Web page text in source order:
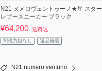
N21 ヌメロヴェントゥーノ★星 スター
レザースニーカー ブラック
¥64,200 送料込
関税負担なし 返品補償
N21 numero ventuno